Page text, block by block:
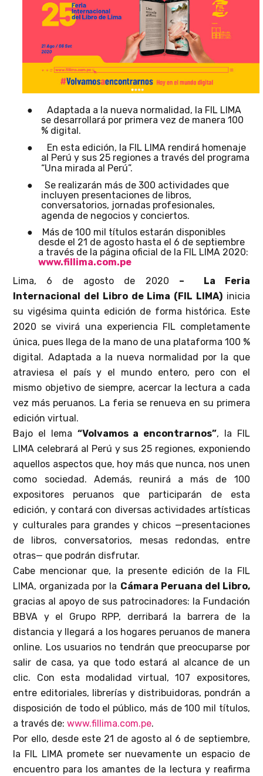
●
Adaptada a la nueva normalidad, la FIL LIMA
se desarrollará por primera vez de manera 100
% digital.
●
En esta edición, la FIL LIMA rendirá homenaje
al Perú y sus 25 regiones a través del programa
“Una mirada al Perú”.
●
Se realizarán más de 300 actividades que
incluyen presentaciones de libros,
conversatorios, jornadas profesionales,
agenda de negocios y conciertos.
●
Más de 100 mil títulos estarán disponibles
desde el 21 de agosto hasta el 6 de septiembre
a través de la página oficial de la FIL LIMA 2020:
www.fillima.com.pe
Lima, 6 de agosto de 2020 –
La Feria
Internacional del Libro de Lima (FIL LIMA)inicia
su vigésima quinta edición de forma histórica. Este
2020 se vivirá una experiencia FIL completamente
única, pues llega de la mano de una plataforma 100 %
digital. Adaptada a la nueva normalidad por la que
atraviesa el país y el mundo entero, pero con el
mismo objetivo de siempre, acercar la lectura a cada
vez más peruanos. La feria se renueva en su primera
edición virtual.
Bajo el lema “Volvamos a encontrarnos”, la FIL
LIMA celebrará al Perú y sus 25 regiones, exponiendo
aquellos aspectos que, hoy más que nunca, nos unen
como sociedad. Además, reunirá a más de 100
expositores peruanos que participarán de esta
edición, y contará con diversas actividades artísticas
y culturales para grandes y chicos —presentaciones
de libros, conversatorios, mesas redondas, entre
otras— que podrán disfrutar.
Cabe mencionar que, la presente edición de la FIL
LIMA, organizada por la Cámara Peruana del Libro,
gracias al apoyo de sus patrocinadores: la Fundación
BBVA y el Grupo RPP, derribará la barrera de la
distancia y llegará a los hogares peruanos de manera
online. Los usuarios no tendrán que preocuparse por
salir de casa, ya que todo estará al alcance de un
clic. Con esta modalidad virtual, 107 expositores,
entre editoriales, librerías y distribuidoras, pondrán a
disposición de todo el público, más de 100 mil títulos,
a través de:www.fillima.com.pe.
Por ello, desde este 21 de agosto al 6 de septiembre,
la FIL LIMA promete ser nuevamente un espacio de
encuentro para los amantes de la lectura y reafirma